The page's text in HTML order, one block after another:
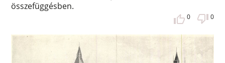
összefüggésben.
0 0